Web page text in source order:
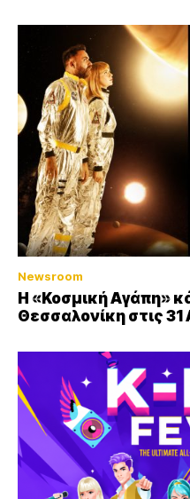
Newsroom
Η «Κοσμική Αγάπη»
Θεσσαλονίκη στις 31